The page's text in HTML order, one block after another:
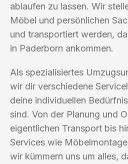
ablaufen zu lassen. Wir
Möbel und persönlichen
und transportiert werden,
in Paderborn ankommen.
Als spezialisiertes
wir dir verschiedene
deine individuellen
sind. Von der Planung und
eigentlichen Transport bis
Services wie
wir kümmern uns um alles,